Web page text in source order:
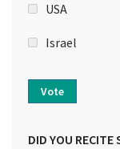
USA
Israel
Vote
DID YOU RECITE